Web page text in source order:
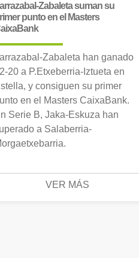
Zabaleta suman su
punto en el Masters
Zabaleta han ganado
20 a P.Etxeberria-Iztueta en
y consiguen su primer
en el Masters CaixaBank.
Serie B, Jaka-Eskuza han
a Salaberria-
VER MÁS